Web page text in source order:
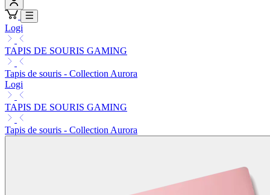
Logi
TAPIS DE SOURIS GAMING
Tapis de souris - Collection Aurora
Logi
TAPIS DE SOURIS GAMING
Tapis de souris - Collection Aurora